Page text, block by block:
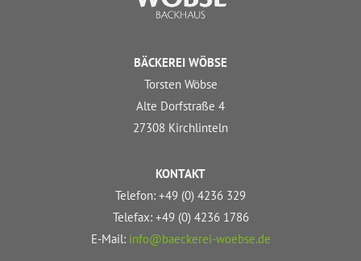
BÄCKEREI WÖBSE
Torsten Wöbse
Alte Dorfstraße 4
27308 Kirchlinteln
KONTAKT
Telefon: +49 (0) 4236 329
Telefax: +49 (0) 4236 1786
E-Mail: info@baeckerei-woebse.de